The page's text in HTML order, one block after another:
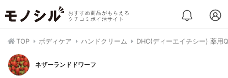
おすすめ商品がもらえる
クチコミポイ活サイト
TOP ボディケア ハンドクリーム DHC(ディーエイチシー) 薬用
ネザーランドドワーフ